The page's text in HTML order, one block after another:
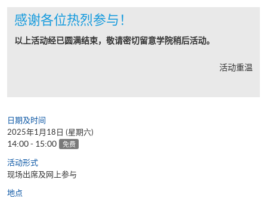
感谢各位热烈参与！
以上活动经已圆满结束，敬请密切留意学院稍后活动。
活动重温
日期及时间
2025年1月18日 (星期六)
14:00 - 15:00 免费
活动形式
现场出席及网上参与
地点